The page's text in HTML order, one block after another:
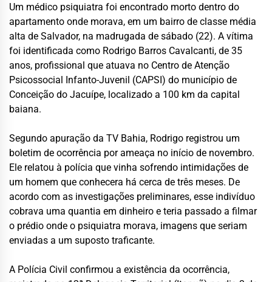
Um médico psiquiatra foi encontrado morto dentro do
apartamento onde morava, em um bairro de classe média
alta de Salvador, na madrugada de sábado (22). A vítima
foi identificada como Rodrigo Barros Cavalcanti, de 35
anos, profissional que atuava no Centro de Atenção
Psicossocial Infanto-Juvenil (CAPSI) do município de
Conceição do Jacuípe, localizado a 100 km da capital
baiana.
Segundo apuração da TV Bahia, Rodrigo registrou um
boletim de ocorrência por ameaça no início de novembro.
Ele relatou à polícia que vinha sofrendo intimidações de
um homem que conhecera há cerca de três meses. De
acordo com as investigações preliminares, esse indivíduo
cobrava uma quantia em dinheiro e teria passado a filmar
o prédio onde o psiquiatra morava, imagens que seriam
enviadas a um suposto traficante.
A Polícia Civil confirmou a existência da ocorrência,